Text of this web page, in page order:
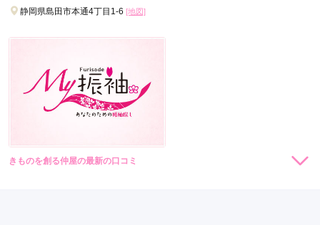
静岡県島田市本通4丁目1-6 [地図]
きものを創る仲屋の最新の口コミ